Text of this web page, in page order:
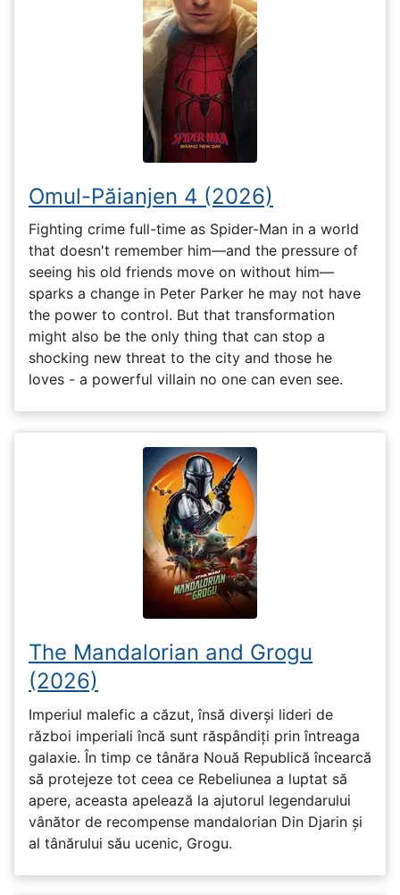
Omul-Păianjen 4 (2026)
Fighting crime full-time as Spider-Man in a world
that doesn't remember him—and the pressure of
seeing his old friends move on without him—
sparks a change in Peter Parker he may not have
the power to control. But that transformation
might also be the only thing that can stop a
shocking new threat to the city and those he
loves - a powerful villain no one can even see.
The Mandalorian and Grogu
(2026)
Imperiul malefic a căzut, însă diverși lideri de
război imperiali încă sunt răspândiți prin întreaga
galaxie. În timp ce tânăra Nouă Republică încearcă
să protejeze tot ceea ce Rebeliunea a luptat să
apere, aceasta apelează la ajutorul legendarului
vânător de recompense mandalorian Din Djarin și
al tânărului său ucenic, Grogu.